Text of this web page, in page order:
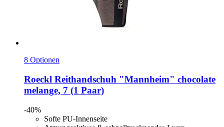
8 Optionen
Roeckl Reithandschuh "Mannheim" chocolate
melange, 7 (1 Paar)
-40%
Softe PU-Innenseite